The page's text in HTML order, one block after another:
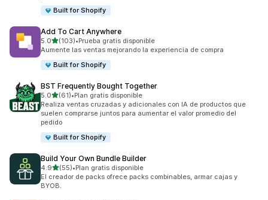
Built for Shopify
Add To Cart Anywhere
5.0de 5 estrellas
(103)
103 reseñas en total
•Prueba gratis disponible
Aumente las ventas mejorando la experiencia de compra
Built for Shopify
BST Frequently Bought Together
5.0de 5 estrellas
(61)
61 reseñas en total
•Plan gratis disponible
Realiza ventas cruzadas y adicionales con IA de productos que
suelen comprarse juntos para aumentar el valor promedio del
pedido
Built for Shopify
Build Your Own Bundle Builder
4.9de 5 estrellas
(55)
55 reseñas en total
•Plan gratis disponible
El creador de packs ofrece packs combinables, armar cajas y
BYOB.